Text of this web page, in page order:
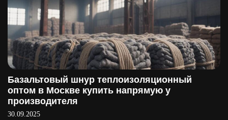
Базальтовый шнур теплоизоляционный
оптом в Москве купить напрямую у
производителя
30.09.2025